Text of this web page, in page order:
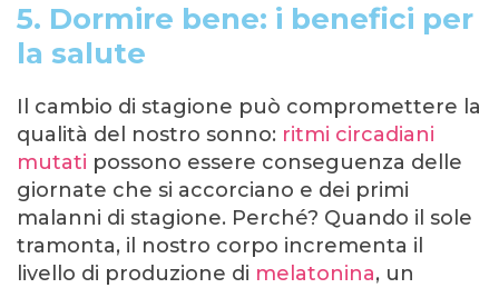
5. Dormire bene: i benefici per
la salute
Il cambio di stagione può compromettere la
qualità del nostro sonno: ritmi circadiani
mutati possono essere conseguenza delle
giornate che si accorciano e dei primi
malanni di stagione. Perché? Quando il sole
tramonta, il nostro corpo incrementa il
livello di produzione di melatonina, un